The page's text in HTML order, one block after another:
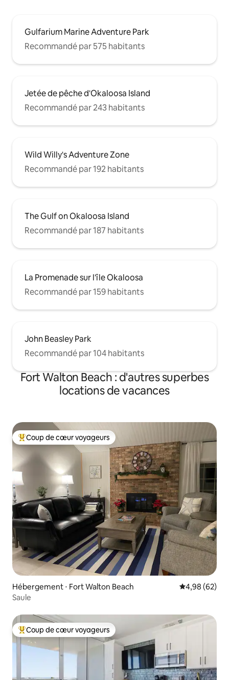
Gulfarium Marine Adventure Park
Recommandé par 575 habitants
Jetée de pêche d'Okaloosa Island
Recommandé par 243 habitants
Wild Willy's Adventure Zone
Recommandé par 192 habitants
The Gulf on Okaloosa Island
Recommandé par 187 habitants
La Promenade sur l'île Okaloosa
Recommandé par 159 habitants
John Beasley Park
Recommandé par 104 habitants
Fort Walton Beach : d'autres superbes
locations de vacances
Coups de cœur voyageurs les plus appréciés
Coup de cœur voyageurs
Hébergement ⋅ Fort Walton Beach Évaluation
4,98 (62)
Saule
Coups de cœur voyageurs les plus appréciés
Coup de cœur voyageurs